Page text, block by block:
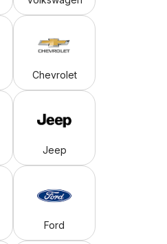
Chevrolet
Jeep
Ford